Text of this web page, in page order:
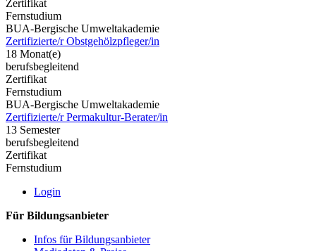
Zertifikat
Fernstudium
BUA-Bergische Umweltakademie
Zertifizierte/r Obstgehölzpfleger/in
18 Monat(e)
berufsbegleitend
Zertifikat
Fernstudium
BUA-Bergische Umweltakademie
Zertifizierte/r Permakultur-Berater/in
13 Semester
berufsbegleitend
Zertifikat
Fernstudium
Login
Für Bildungsanbieter
Infos für Bildungsanbieter